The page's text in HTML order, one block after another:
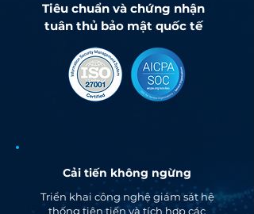
Tiêu chuẩn và chứng nhận
tuân thủ bảo mật quốc tế
Cải tiến không ngừng
Triển khai công nghệ giám sát hệ
thống tiên tiến và tích hợp các